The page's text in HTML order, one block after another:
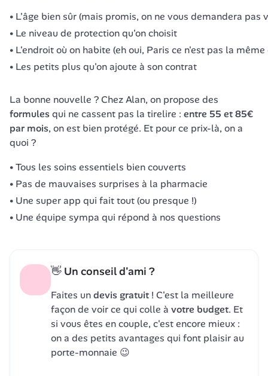
L'âge bien sûr (mais promis, on ne vous demandera pas
Le niveau de protection qu'on choisit
L'endroit où on habite (eh oui, Paris ce n'est pas la
Les petits plus qu'on ajoute à son contrat
formules qui ne cassent pas la tirelire : entre 55 et 85€
par mois, on est bien protégé. Et pour ce prix-là, on a
quoi ?
Tous les soins essentiels bien couverts
Pas de mauvaises surprises à la pharmacie
Une super app qui fait tout (ou presque !)
Une équipe sympa qui répond à nos questions
👋 Un conseil d'ami ?
Faites un devis gratuit ! C'est la meilleure
façon de voir ce qui colle à votre budget. Et
si vous êtes en couple, c'est encore mieux :
on a des petits avantages qui font plaisir au
porte-monnaie 😉